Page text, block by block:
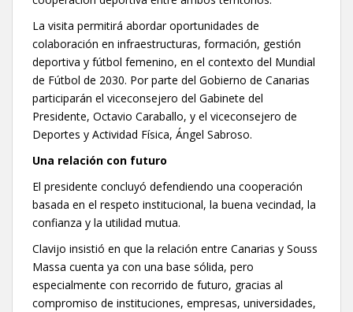
La visita permitirá abordar oportunidades de
colaboración en infraestructuras, formación, gestión
deportiva y fútbol femenino, en el contexto del Mundial
de Fútbol de 2030. Por parte del Gobierno de Canarias
participarán el viceconsejero del Gabinete del
Presidente, Octavio Caraballo, y el viceconsejero de
Deportes y Actividad Física, Ángel Sabroso.
Una relación con futuro
El presidente concluyó defendiendo una cooperación
basada en el respeto institucional, la buena vecindad, la
confianza y la utilidad mutua.
Clavijo insistió en que la relación entre Canarias y Souss
Massa cuenta ya con una base sólida, pero
especialmente con recorrido de futuro, gracias al
compromiso de instituciones, empresas, universidades,